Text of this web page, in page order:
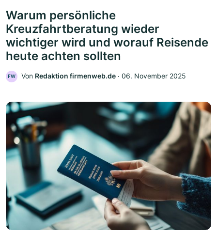
Warum persönliche
Kreuzfahrtberatung wieder
wichtiger wird und worauf Reisende
heute achten sollten
FW Von Redaktion firmenweb.de ‧ 06. November 2025